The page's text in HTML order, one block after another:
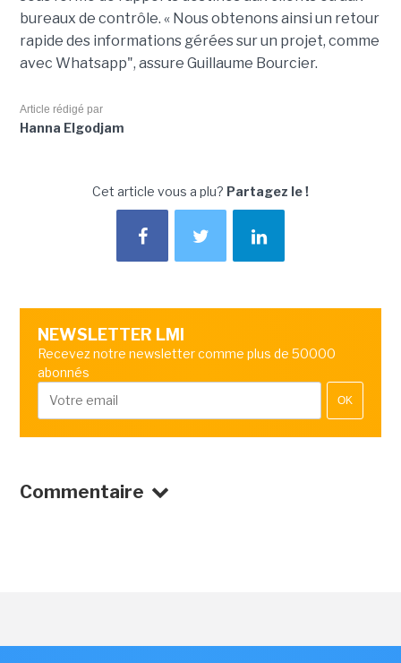
bureaux de contrôle. « Nous obtenons ainsi un retour
rapide des informations gérées sur un projet, comme
avec Whatsapp", assure Guillaume Bourcier.
Article rédigé par
Hanna Elgodjam
Cet article vous a plu? Partagez le !
NEWSLETTER LMI
Recevez notre newsletter comme plus de 50000
abonnés
OK
Commentaire